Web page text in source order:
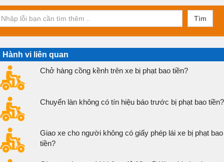
Tìm
Hành vi liên quan
Chở hàng cồng kềnh trên xe bị phạt bao tiền?
Chuyển làn không có tín hiệu báo trước bị phạt bao tiền?
Giao xe cho người không có giấy phép lái xe bị phạt bao
tiền?